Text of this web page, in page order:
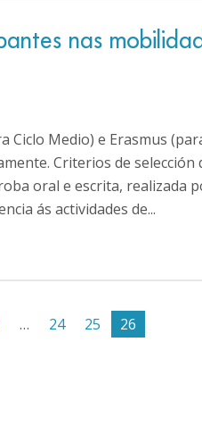
nas
Medio) e Erasmus
Criterios de
oral e escrita, realizada
ás actividades de...
… 24 25 26